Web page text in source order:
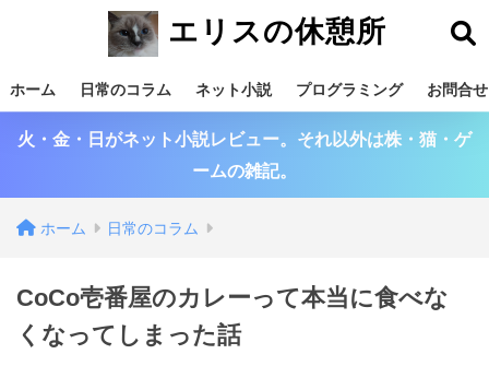
エリスの休憩所
ホーム 日常のコラム ネット小説 プログラミング お問合せ
火・金・日がネット小説レビュー。それ以外は株・猫・ゲ
ームの雑記。
ホーム 日常のコラム
CoCo壱番屋のカレーって本当に食べな
くなってしまった話